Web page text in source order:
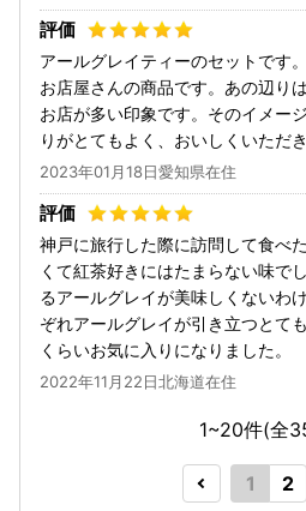
アールグレイティーのセットです
お店屋さんの商品です。あの辺り
お店が多い印象です。そのイメー
りがとてもよく、おいしくいただき
2023年01月18日愛知県在住
神戸に旅行した際に訪問して食べ
くて紅茶好きにはたまらない味で
るアールグレイが美味しくないわ
ぞれアールグレイが引き立つとて
くらいお気に入りになりました。
2022年11月22日北海道在住
1~20件(全
1 2